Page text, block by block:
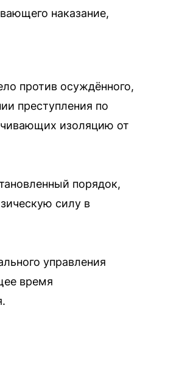
наказание,
против осуждённого,
преступления по
изоляцию от
порядок,
силу в
управления
время